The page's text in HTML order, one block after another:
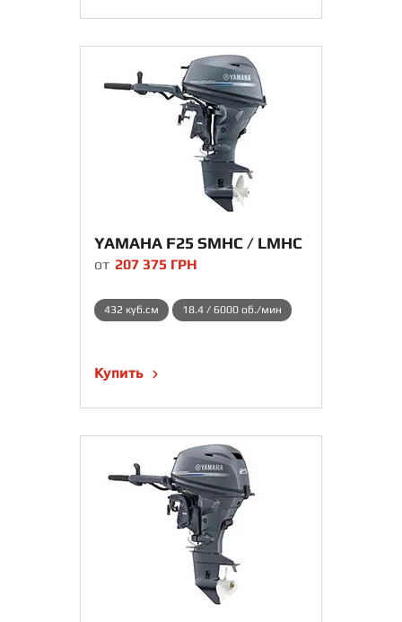
YAMAHA F25 SMHC / LMHC
от 207 375 ГРН
432 куб.см 18.4 / 6000 об./мин
Купить